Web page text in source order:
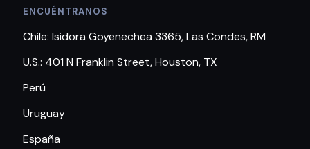
ENCUÉNTRANOS
Chile: Isidora Goyenechea 3365, Las Condes, RM
U.S.: 401 N Franklin Street, Houston, TX
Perú
Uruguay
España